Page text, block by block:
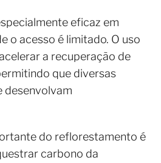
eficaz em
o acesso é limitado. O uso
a recuperação de
que diversas
desenvolvam
do reflorestamento é
carbono da